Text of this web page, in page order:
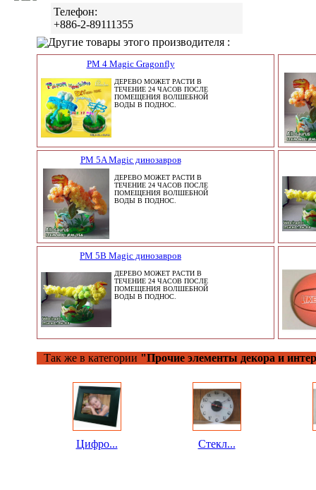
Телефон:
+886-2-89111355
Другие товары этого производителя :
PM 4 Magic Gragonfly
ДЕРЕВО МОЖЕТ РАСТИ В
ТЕЧЕНИЕ 24 ЧАСОВ ПОСЛЕ
ПОМЕЩЕНИЯ ВОЛШЕБНОЙ
ВОДЫ В ПОДНОС.
PM 5A Magic динозавров
ДЕРЕВО МОЖЕТ РАСТИ В
ТЕЧЕНИЕ 24 ЧАСОВ ПОСЛЕ
ПОМЕЩЕНИЯ ВОЛШЕБНОЙ
ВОДЫ В ПОДНОС.
PM 5B Magic динозавров
ДЕРЕВО МОЖЕТ РАСТИ В
ТЕЧЕНИЕ 24 ЧАСОВ ПОСЛЕ
ПОМЕЩЕНИЯ ВОЛШЕБНОЙ
ВОДЫ В ПОДНОС.
Так же в категории "Прочие элементы декора и
Цифро... Стекл...